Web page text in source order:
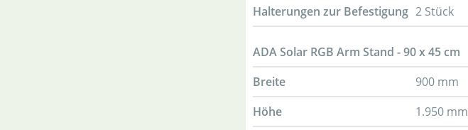
Halterungen zur Befestigung 2 Stück
ADA Solar RGB Arm Stand - 90 x 45 cm
Breite
900 mm
Höhe
1.950 mm